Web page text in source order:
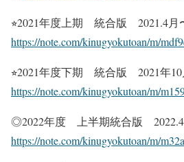
⭐︎2021年度上期 統合版 2021.4月
https://note.com/kinugyokutoan/m/
⭐︎2021年度下期 統合版 2021年10
https://note.com/kinugyokutoan/m/
◎2022年度 上半期統合版 2022.4
https://note.com/kinugyokutoan/m/